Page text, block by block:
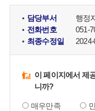
담당부서
행정
전화번호
051-
최종수정일
이 페이지에서 제
니까?
매우만족